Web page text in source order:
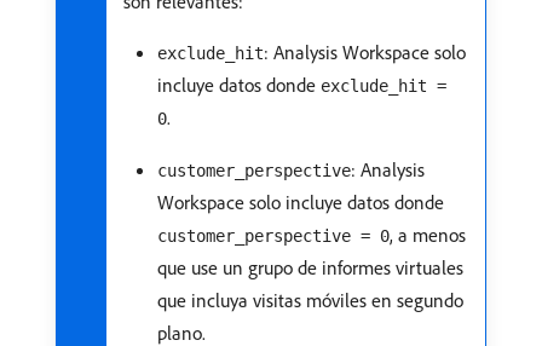
exclude_hit: Analysis Workspace solo
incluye datos donde exclude_hit =
0.
customer_perspective: Analysis
Workspace solo incluye datos donde
customer_perspective = 0, a menos
que use un grupo de informes virtuales
que incluya visitas móviles en segundo
plano.